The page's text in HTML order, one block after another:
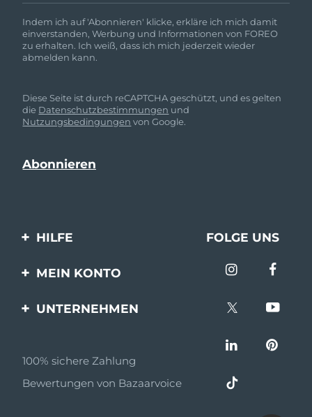
Indem ich auf 'Abonnieren' klicke, erkläre ich mich damit
einverstanden, Werbung und Informationen von FOREO
zu erhalten. Ich weiß, dass ich mich jederzeit wieder
abmelden kann.
Diese Seite ist durch reCAPTCHA geschützt, und es gelten
die Datenschutzbestimmungen und
Nutzungsbedingungen von Google.
HILFE
Kontaktiere uns
FOLGE UNS
MEIN KONTO
UNTERNEHMEN
Partnerprogramm
Partner Nachrichten
100% sichere Zahlung
Bewertungen von Bazaarvoice